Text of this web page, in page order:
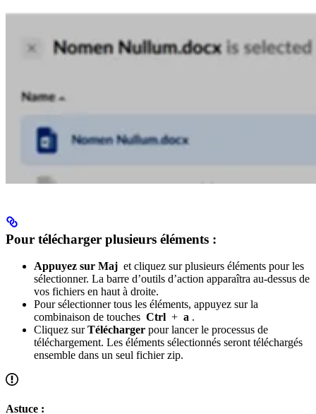
Pour télécharger plusieurs éléments :
Appuyez sur Maj et cliquez sur plusieurs éléments pour les
sélectionner. La barre d’outils d’action apparaîtra au-dessus de
vos fichiers en haut à droite.
Pour sélectionner tous les éléments, appuyez sur la
combinaison de touches Ctrl + a .
Cliquez surTélécharger pour lancer le processus de
téléchargement. Les éléments sélectionnés seront téléchargés
ensemble dans un seul fichier zip.
Astuce :